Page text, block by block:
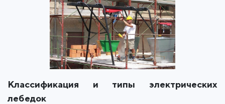
Классификация и типы электрических
лебедок